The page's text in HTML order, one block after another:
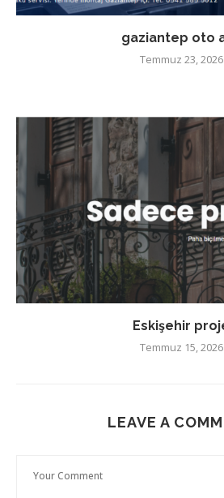
gaziantep oto
Temmuz 23, 2026
Eskişehir
Temmuz 15, 2026
LEAVE A